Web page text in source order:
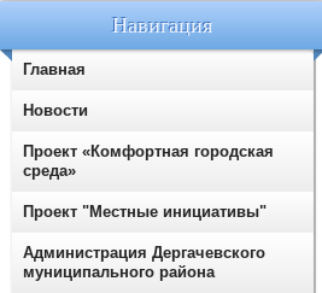
Навигация
Главная
Новости
Проект «Комфортная городская
среда»
Проект "Местные инициативы"
Администрация Дергачевского
муниципального района